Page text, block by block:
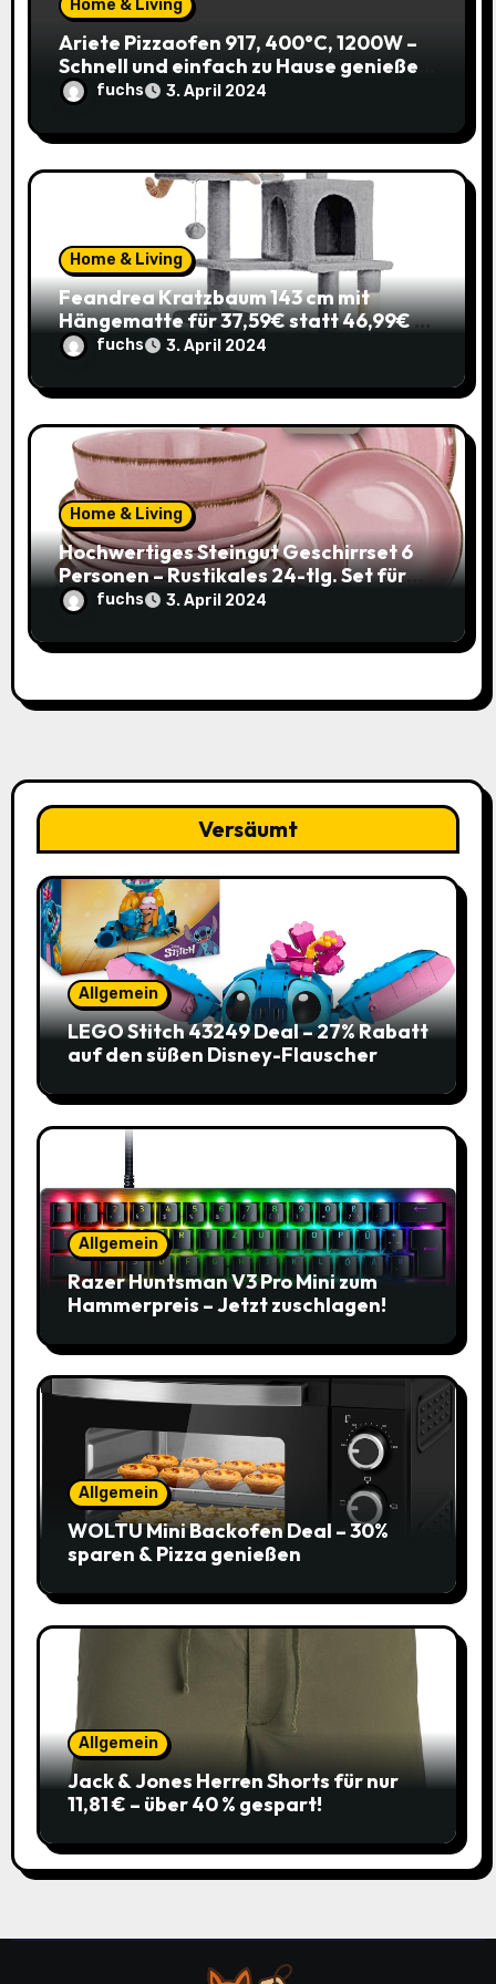
n
Home & Living
Ariete Pizzaofen 917, 400°C, 1200W –
Schnell und einfach zu Hause genießen!
(Prime)
fuchs 3. April 2024
Home & Living
Feandrea Kratzbaum 143 cm mit
Hängematte für 37,59€ statt 46,99€ –
Katzenspaß zum Sparpreis!
fuchs 3. April 2024
Home & Living
Hochwertiges Steingut Geschirrset 6
Personen – Rustikales 24-tlg. Set für
nur 49,95€ statt 119,95€
fuchs 3. April 2024
Versäumt
Allgemein
LEGO Stitch 43249 Deal – 27% Rabatt
auf den süßen Disney-Flauscher
Allgemein
Razer Huntsman V3 Pro Mini zum
Hammerpreis – Jetzt zuschlagen!
Allgemein
WOLTU Mini Backofen Deal – 30%
sparen & Pizza genießen
Allgemein
Jack & Jones Herren Shorts für nur
11,81 € – über 40 % gespart!